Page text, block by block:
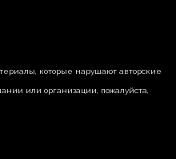
которые нарушают авторские
или организации, пожалуйста,